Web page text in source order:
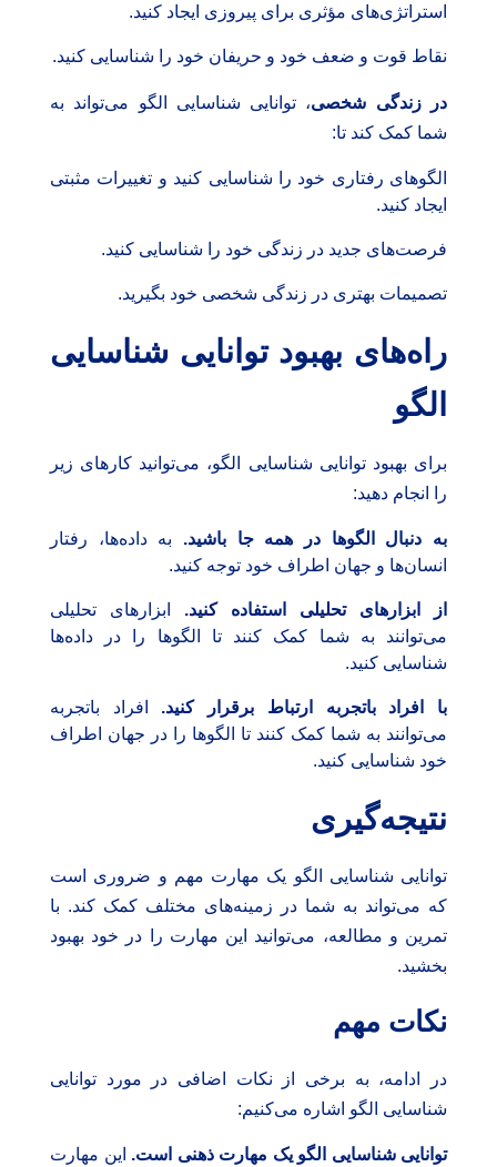
استراتژی‌های مؤثری برای پیروزی ایجاد کنید.
نقاط قوت و ضعف خود و حریفان خود را شناسایی کنید.
در زندگی شخصی، توانایی شناسایی الگو می‌تواند به
شما کمک کند تا:
الگوهای رفتاری خود را شناسایی کنید و تغییرات مثبتی
ایجاد کنید.
فرصت‌های جدید در زندگی خود را شناسایی کنید.
تصمیمات بهتری در زندگی شخصی خود بگیرید.
راه‌های بهبود توانایی شناسایی
الگو
برای بهبود توانایی شناسایی الگو، می‌توانید کارهای زیر
را انجام دهید:
به دنبال الگوها در همه جا باشید. به داده‌ها، رفتار
انسان‌ها و جهان اطراف خود توجه کنید.
از ابزارهای تحلیلی استفاده کنید. ابزارهای تحلیلی
می‌توانند به شما کمک کنند تا الگوها را در داده‌ها
شناسایی کنید.
با افراد باتجربه ارتباط برقرار کنید. افراد باتجربه
می‌توانند به شما کمک کنند تا الگوها را در جهان اطراف
خود شناسایی کنید.
نتیجه‌گیری
توانایی شناسایی الگو یک مهارت مهم و ضروری است
که می‌تواند به شما در زمینه‌های مختلف کمک کند. با
تمرین و مطالعه، می‌توانید این مهارت را در خود بهبود
بخشید.
نکات مهم
در ادامه، به برخی از نکات اضافی در مورد توانایی
شناسایی الگو اشاره می‌کنیم:
توانایی شناسایی الگو یک مهارت ذهنی است. این مهارت